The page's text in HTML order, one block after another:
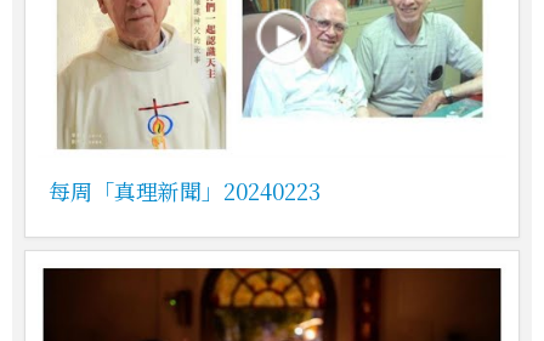
每周「真理新聞」20240223